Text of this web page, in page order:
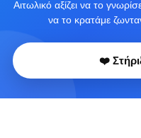
Αιτωλικό αξίζει να το
να το κρατάμε
❤️